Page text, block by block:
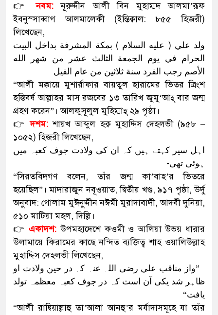
👉নবম:
নূরুদ্দীন আলী বিন মুহাম্মদ আলমা’রূফ
ইবনুস্সাব্বাগ আলমালেকী (ইন্তিক্বাল: ৮৫৫ হিজরী)
লিখেছেন,
ولد علي ( عليه السلام ) بمكة المشرفة بداخل البيت
الحرام في يوم الجمعة الثالث عشر من شهر الله
الأصم رجب الفرد سنة ثلاثين من عام الفيل
“আলী মক্কায়ে মুশার্রাফার বায়তুল হারামের ভিতর ত্রিংশ
হস্তিবর্ষ আল্লাহর মাস রজবের ১৩ তারিখ জুমু‘আহ্ বার জন্ম
গ্রহণ করেন”। আলফুসূলুল মুহিম্মাহ্ ২৯ পৃষ্ঠা।
👉দশম: শায়খ আব্দুল হক্ব মুহাদ্দিস দেহলভী (৯৫৮ –
১০৫২) হিজরী লিখেছেন,
اہل سیر کہتے ہیں کہ ان کی ولادت جوف کعبہ میں
ہوئی تھی-
“সিরতবিদগণ বলেন, তাঁর জন্ম কা’বাহ’র ভিতরে
হয়েছিল”। মাদারাজুন নবূওয়াত, দ্বিতীয় খণ্ড, ৯১৭ পৃষ্ঠা, উর্দু
অনুবাদ: গোলাম মুঈনুদ্দীন নঈমী মুরাদাবাদী, আদবী দুনিয়া,
৫১০ মাটিয়া মহল, দিল্লি।
👉একাদশ: উপমহাদেশে কওমী ও আলিয়া উভয় ধারার
উলামায়ে কিরামের কাছে নন্দিত ব্যক্তিত্ব শাহ ওয়ালিউল্লাহ
মুহাদ্দিস দেহলভী লিখেছেন,
”واز مناقب علي رضی اللہ عنہ کہ در حین ولادت او
ظاہر شد یکی آن است کہ در جوف کعبہ معظمہ تولد
یافت“
“আলী রাদ্বিয়াল্লাহু তা’আলা আনহু’র মর্যাদাসমূহে যা তাঁর